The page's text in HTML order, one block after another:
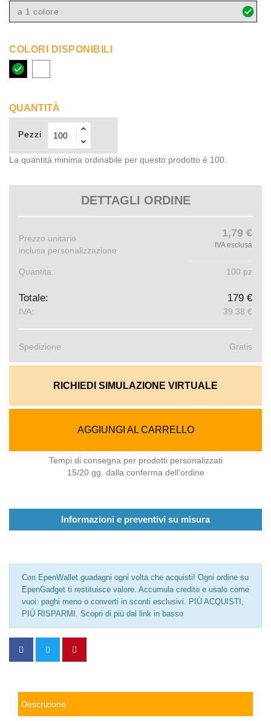
a 1 colore
COLORI DISPONIBILI
nero
QUANTITÀ
Pezzi
La quantità minima ordinabile per questo prodotto è 100.
DETTAGLI ORDINE
Prezzo unitario
inclusa personalizzazione
1,79 €
IVA esclusa
Quantita: 100 pz
Totale: 179 €
IVA: 39.38 €
Spedizione Gratis
RICHIEDI SIMULAZIONE VIRTUALE
AGGIUNGI AL CARRELLO
Tempi di consegna per prodotti personalizzati
15/20 gg. dalla conferma dell'ordine
Informazioni e preventivi su misura
Con EpenWallet guadagni ogni volta che acquisti! Ogni ordine su
EpenGadget ti restituisce valore. Accumula credito e usalo come
vuoi: paghi meno o converti in sconti esclusivi. PIÙ ACQUISTI,
PIÙ RISPARMI. Scopri di più dal link in basso
Descrizione